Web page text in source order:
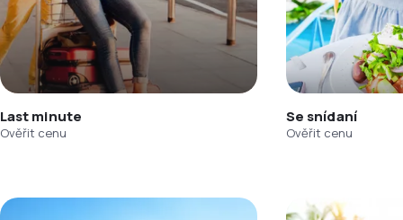
Last minute
Ověřit cenu
Se snídaní
Ověřit cenu